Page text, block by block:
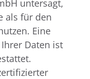
untersagt,
als für den
Eine
Daten ist